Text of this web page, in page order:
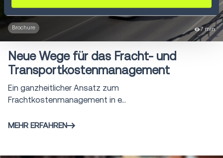
Brochure 7 min
Neue Wege für das Fracht- und
Transportkostenmanagement
Ein ganzheitlicher Ansatz zum
Frachtkostenmanagement in e...
MEHR ERFAHREN